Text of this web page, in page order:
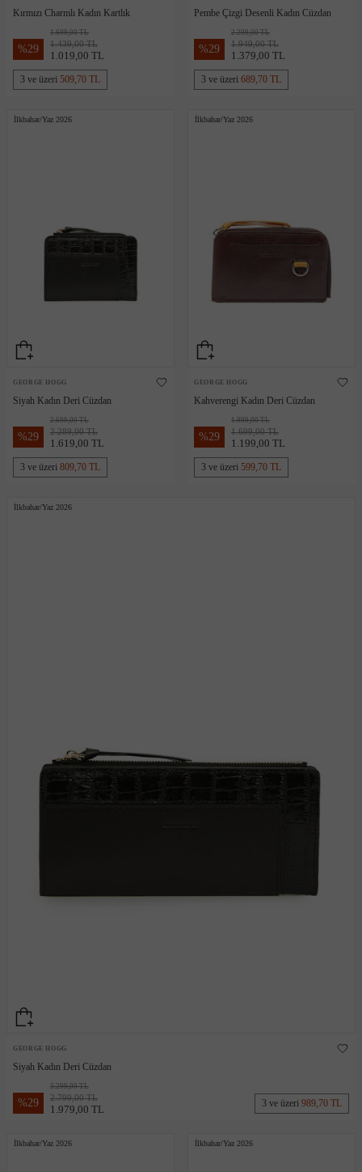
Kırmızı Charmlı Kadın Kartlık
%29
1.699,00 TL
1.439,00 TL
1.019,00 TL
3 ve üzeri 509,70 TL
Pembe Çizgi Desenli Kadın Cüzdan
%29
2.299,00 TL
1.949,00 TL
1.379,00 TL
3 ve üzeri 689,70 TL
İlkbahar/Yaz 2026
GEORGE HOGG
Siyah Kadın Deri Cüzdan
%29
2.699,00 TL
2.289,00 TL
1.619,00 TL
3 ve üzeri 809,70 TL
İlkbahar/Yaz 2026
GEORGE HOGG
Kahverengi Kadın Deri Cüzdan
%29
1.999,00 TL
1.699,00 TL
1.199,00 TL
3 ve üzeri 599,70 TL
İlkbahar/Yaz 2026
GEORGE HOGG
Siyah Kadın Deri Cüzdan
%29
3.299,00 TL
2.799,00 TL
1.979,00 TL 3 ve üzeri 989,70 TL
İlkbahar/Yaz 2026 İlkbahar/Yaz 2026